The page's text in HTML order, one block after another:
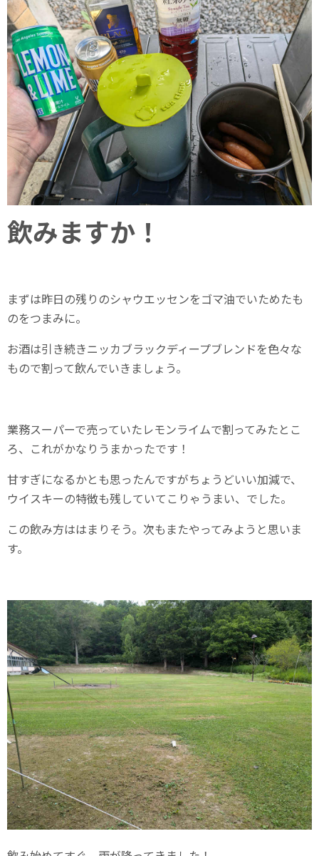
飲みますか！
まずは昨日の残りのシャウエッセンをゴマ油でいためたも
のをつまみに。
お酒は引き続きニッカブラックディープブレンドを色々な
もので割って飲んでいきましょう。
業務スーパーで売っていたレモンライムで割ってみたとこ
ろ、これがかなりうまかったです！
甘すぎになるかとも思ったんですがちょうどいい加減で、
ウイスキーの特徴も残していてこりゃうまい、でした。
この飲み方ははまりそう。次もまたやってみようと思いま
す。